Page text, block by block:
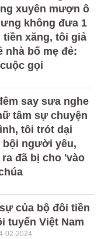
xuyên mượn ô
không đưa 1
tiền xăng, tôi giả
nhà bố mẹ đẻ:
gọi
say sưa nghe
tâm sự chuyện
tôi trót dại
bội người yêu,
ra đã bị cho 'vào
của bộ đôi tiền
tuyển Việt Nam
02-2024